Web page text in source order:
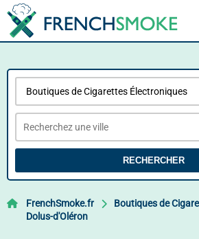
RECHERCHER
FrenchSmoke.fr
Boutiques de
Dolus-d'Oléron